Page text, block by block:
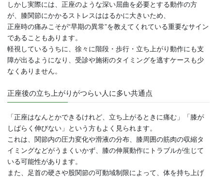
しかし実際には、正座のような深い屈曲を必要とする動作の方
が、膝関節にかかるストレスははるかに大きいため、
正座時の痛みこそが“早期の異常”を教えてくれている重要なサイン
であることもあります。
軽視しているうちに、徐々に階段・歩行・立ち上がり動作にも支
障が出るようになり、受診や施術のタイミングを逃すケースも少
なくありません。
正座後の立ち上がりがつらい人に多い共通点
「正座はなんとかできるけれど、立ち上がるときに痛む」「膝が
しばらく伸びない」という方もよく見られます。
これは、関節内の圧力変化や滑液の分布、膝周囲の筋肉の収縮タ
イミングなどがうまくいかず、膝の伸展動作にトラブルが生じて
いる可能性があります。
また、足首の硬さや股関節の可動域制限によって、体を持ち上げ